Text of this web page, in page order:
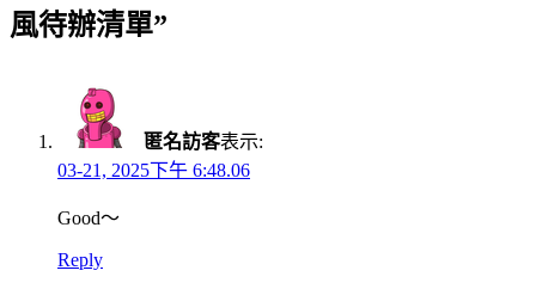
風待辦清單”
匿名訪客表示:
03-21, 2025下午 6:48.06
Good～
Reply